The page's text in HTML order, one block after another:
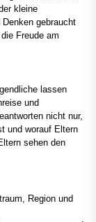
kleine
gebraucht
Freude am
lassen
und
nicht nur,
und worauf Eltern
sehen den
Region und